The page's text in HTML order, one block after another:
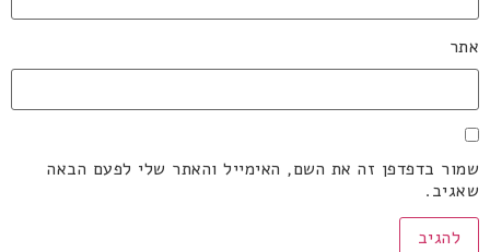
אתר
שמור בדפדפן זה את השם, האימייל והאתר שלי לפעם הבאה
שאגיב.